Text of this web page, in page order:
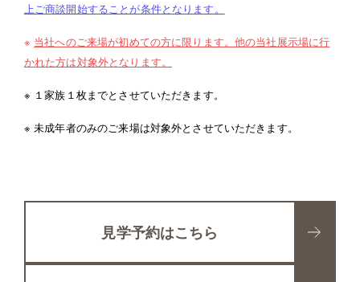
上ご商談開始することが条件となります。
※ 当社へのご来場が初めての方に限ります。他の当社展示場に行
かれた方は対象外となります。
※ １家族１枚までとさせていただきます。
※ 未成年者のみのご来場は対象外とさせていただきます。
見学予約はこちら